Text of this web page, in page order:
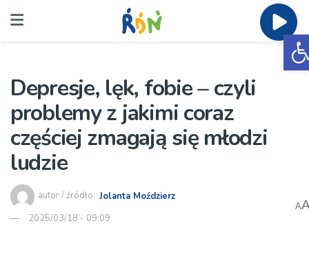
Depresje, lęk, fobie – czyli
problemy z jakimi coraz
częściej zmagają się młodzi
ludzie
autor / źródło: Jolanta Moździerz
2025/03/18 - 09:09
A